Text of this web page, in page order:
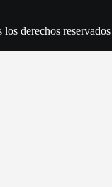
derechos reservados